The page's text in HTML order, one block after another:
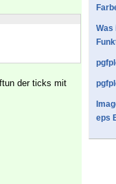
der ticks mit
Was
eps